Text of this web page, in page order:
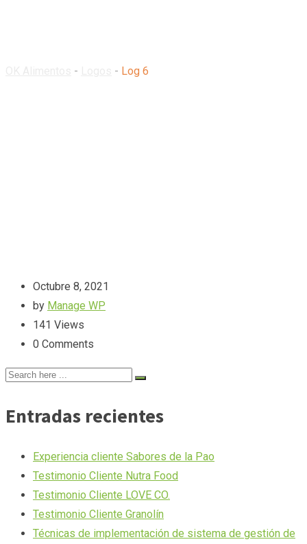
- - Log 6
Octubre 8, 2021
by Manage WP
141 Views
0 Comments
Entradas recientes
Experiencia cliente Sabores de la Pao
Testimonio Cliente Nutra Food
Testimonio Cliente LOVE CO.
Testimonio Cliente Granolín
Técnicas de implementación de sistema de gestión de